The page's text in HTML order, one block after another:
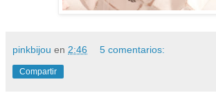
pinkbijou en 2:46 5 comentarios:
Compartir